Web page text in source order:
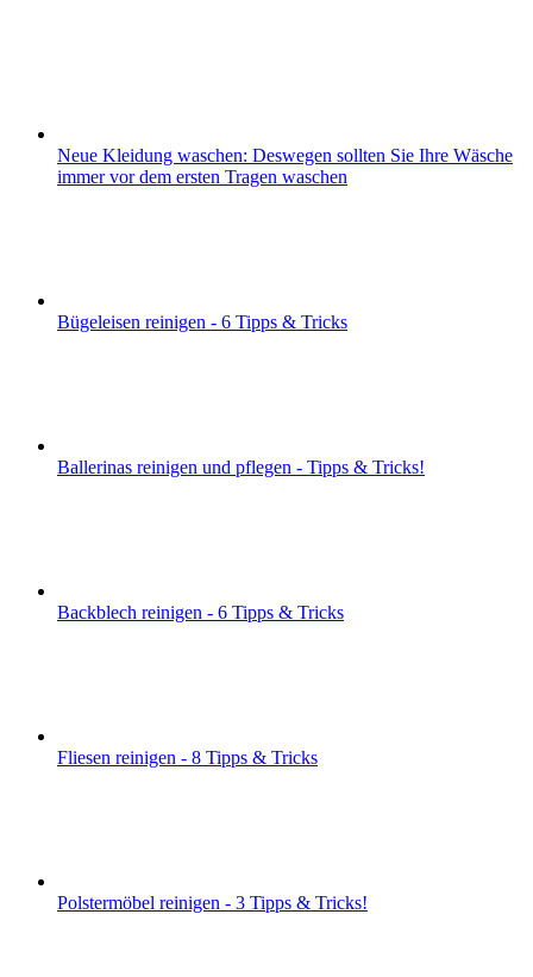
Neue Kleidung waschen: Deswegen sollten Sie Ihre Wäsche
immer vor dem ersten Tragen waschen
Bügeleisen reinigen - 6 Tipps & Tricks
Ballerinas reinigen und pflegen - Tipps & Tricks!
Backblech reinigen - 6 Tipps & Tricks
Fliesen reinigen - 8 Tipps & Tricks
Polstermöbel reinigen - 3 Tipps & Tricks!